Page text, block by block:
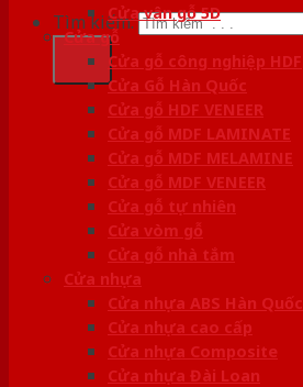
Tìm kiếm:Cửa vân gỗ 5D
Cửa gỗ
Cửa gỗ công nghiệp HDF
Cửa Gỗ Hàn Quốc
Cửa gỗ HDF VENEER
Cửa gỗ MDF LAMINATE
Cửa gỗ MDF MELAMINE
Cửa gỗ MDF VENEER
Cửa gỗ tự nhiên
Cửa vòm gỗ
Cửa gỗ nhà tắm
Cửa nhựa
Cửa nhựa ABS Hàn Quốc
Cửa nhựa cao cấp
Cửa nhựa Composite
Cửa nhựa Đài Loan